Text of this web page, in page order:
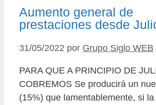
Aumento general de
prestaciones desde
31/05/2022 por Grupo Siglo WEB
PARA QUE A PRINCIPIO DE
COBREMOS Se producirá un
(15%) que lamentablemente, si la